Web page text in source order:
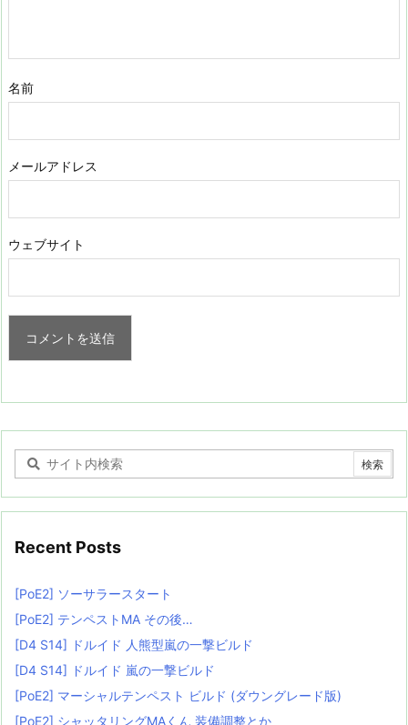
名前
メールアドレス
ウェブサイト
Recent Posts
[PoE2] ソーサラースタート
[PoE2] テンペストMA その後…
[D4 S14] ドルイド 人熊型嵐の一撃ビルド
[D4 S14] ドルイド 嵐の一撃ビルド
[PoE2] マーシャルテンペスト ビルド (ダウングレード版)
[PoE2] シャッタリングMAくん 装備調整とか